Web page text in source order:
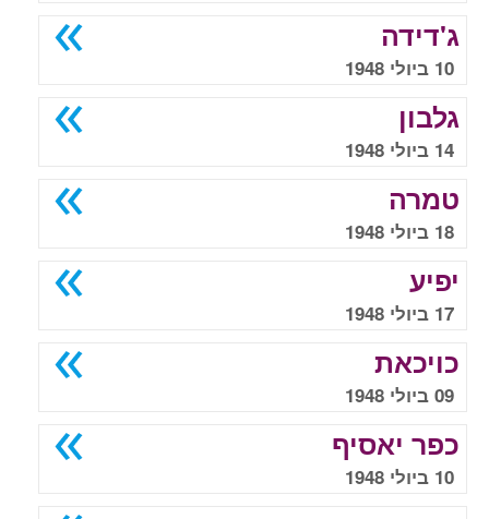
ג'דידה
10 ביולי 1948
גלבון
14 ביולי 1948
טמרה
18 ביולי 1948
יפיע
17 ביולי 1948
כויכאת
09 ביולי 1948
כפר יאסיף
10 ביולי 1948